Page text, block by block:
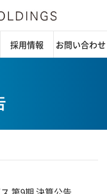
採用情報 お問い合わせ